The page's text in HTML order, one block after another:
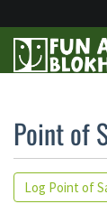
Point of
Log Point of